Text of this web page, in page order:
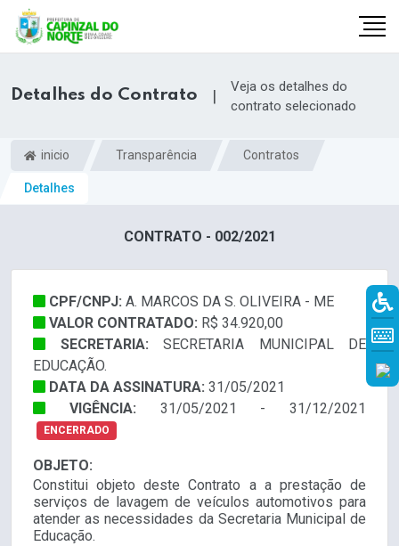
Detalhes do Contrato |
Veja os detalhes do
contrato selecionado
inicio Transparência Contratos
Detalhes
CONTRATO - 002/2021
CPF/CNPJ: A. MARCOS DA S. OLIVEIRA - ME
VALOR CONTRATADO: R$ 34.920,00
SECRETARIA: SECRETARIA MUNICIPAL DE
EDUCAÇÃO.
DATA DA ASSINATURA: 31/05/2021
VIGÊNCIA: 31/05/2021 - 31/12/2021
ENCERRADO
OBJETO:
Constitui objeto deste Contrato a a prestação de
serviços de lavagem de veículos automotivos para
atender as necessidades da Secretaria Municipal de
Educação.